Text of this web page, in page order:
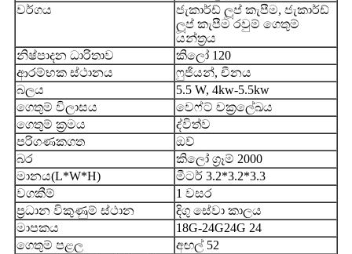
වර්ගය
ජැකාර්ඩ් ලූප් කැපීම, ජැකාර්ඩ්
ලූප් කැපීම රවුම් ගෙතුම්
යන්ත්‍රය
නිෂ්පාදන ධාරිතාව
කිලෝ 120
ආරම්භක ස්ථානය
ෆුජියන්, චීනය
බලය
5.5 W, 4kw-5.5kw
ගෙතුම් විලාසය
වෙෆ්ට් චක්‍රලේඛය
ගෙතුම් ක්‍රමය
ද්විත්ව
පරිගණකගත
ඔව්
බර
කිලෝ ග්‍රෑම් 2000
මානය(L*W*H)
මීටර් 3.2*3.2*3.3
වගකීම්
1 වසර
ප්‍රධාන විකුණුම් ස්ථාන
දිගු සේවා කාලය
මාපකය
18G-24G24G 24
ගෙතුම් පළල
අඟල් 52